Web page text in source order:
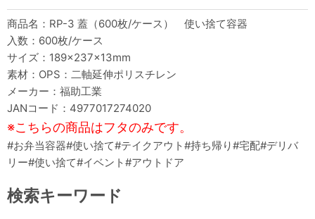
商品名：RP-3 蓋（600枚/ケース） 使い捨て容器
入数：600枚/ケース
サイズ：189×237×13mm
素材：OPS：二軸延伸ポリスチレン
メーカー：福助工業
JANコード：4977017274020
※こちらの商品はフタのみです。
#お弁当容器#使い捨て#テイクアウト#持ち帰り#宅配#デリバ
リー#使い捨て#イベント#アウトドア
検索キーワード